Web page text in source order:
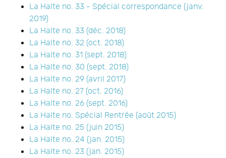
La Halte no. 33 - Spécial correspondance (janv.
2019)
La Halte no. 33 (déc. 2018)
La Halte no. 32 (oct. 2018)
La Halte no. 31 (sept. 2018)
La Halte no. 30 (sept. 2018)
La Halte no. 29 (avril 2017)
La Halte no. 27 (oct. 2016)
La Halte no. 26 (sept. 2016)
La Halte no. Spécial Rentrée (août 2015)
La Halte no. 25 (juin 2015)
La Halte no. 24 (jan. 2015)
La Halte no. 23 (jan. 2015)